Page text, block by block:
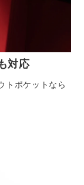
対応
トポケットなら